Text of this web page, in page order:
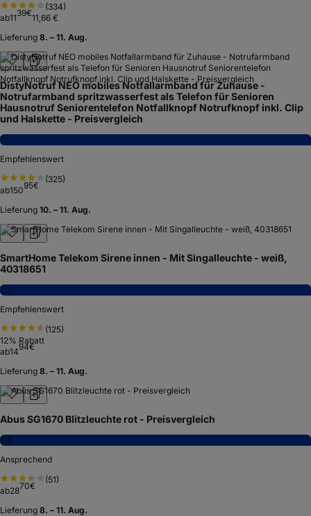
(334)
ab1139€11,66 €
Lieferung 8. – 11. Aug.
DistyNotruf NEO mobiles Notfallarmband für Zuhause -
Notrufarmband spritzwasserfest als Telefon für Senioren
Hausnotruf Seniorentelefon Notfallknopf Notrufknopf inkl. Clip
und Halskette - Preisvergleich
7,1
Empfehlenswert
(325)
ab15095€
Lieferung 10. – 11. Aug.
SmartHome Telekom Sirene innen - Mit Singalleuchte - weiß,
40318651
7,3
Empfehlenswert
(125)
12% Rabatt
ab1494€
Lieferung 8. – 11. Aug.
Abus SG1670 Blitzleuchte rot - Preisvergleich
6,8
Ansprechend
(51)
ab2870€
Lieferung 8. – 11. Aug.